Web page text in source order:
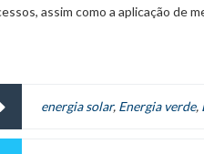
assim como a aplicação de
energia solar, Energia verde,